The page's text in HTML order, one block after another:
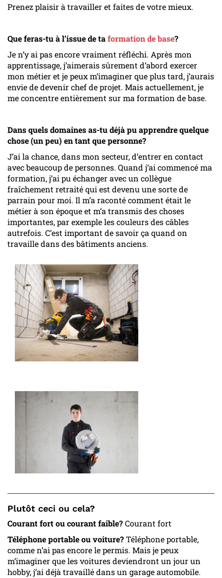
Prenez plaisir à travailler et faites de votre mieux.
Que feras-tu à l’issue de taformation de base?
Je n’y ai pas encore vraiment réfléchi. Après mon
apprentissage, j’aimerais sûrement d’abord exercer
mon métier et je peux m’imaginer que plus tard, j’aurais
envie de devenir chef de projet. Mais actuellement, je
me concentre entièrement sur ma formation de base.
Dans quels domaines as-tu déjà pu apprendre quelque
chose (un peu) en tant que personne?
J’ai la chance, dans mon secteur, d’entrer en contact
avec beaucoup de personnes. Quand j’ai commencé ma
formation, j’ai pu échanger avec un collègue
fraîchement retraité qui est devenu une sorte de
parrain pour moi. Il m’a raconté comment était le
métier à son époque et m’a transmis des choses
importantes, par exemple les couleurs des câbles
autrefois. C’est important de savoir ça quand on
travaille dans des bâtiments anciens.
Plutôt ceci ou cela?
Courant fort ou courant faible?Courant fort
Téléphone portable ou voiture?Téléphone portable,
comme n’ai pas encore le permis. Mais je peux
m’imaginer que les voitures deviendront un jour un
hobby, j’ai déjà travaillé dans un garage automobile.